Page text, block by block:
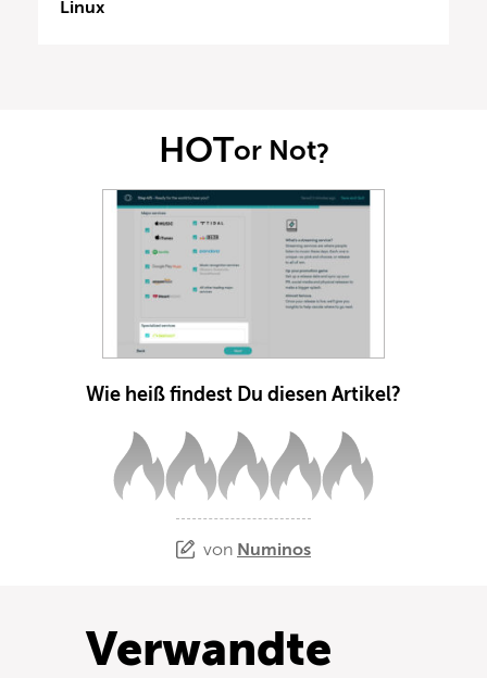
Linux
HOTor Not?
Wie heiß findest Du diesen Artikel?
von Numinos
Verwandte